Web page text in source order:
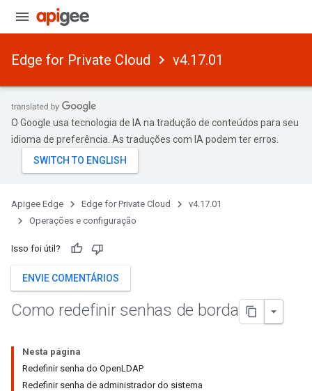
Edge for Private Cloud v4.17.01
O Google usa tecnologia de IA na tradução de conteúdos para seu
idioma de preferência. As traduções com IA podem ter erros.
Apigee Edge Edge for Private Cloud
v4.17.01
Operações e configuração
Isso foi útil?
ENVIE COMENTÁRIOS
Como redefinir senhas de borda
Nesta página
Redefinir senha do OpenLDAP
Redefinir senha de administrador do sistema